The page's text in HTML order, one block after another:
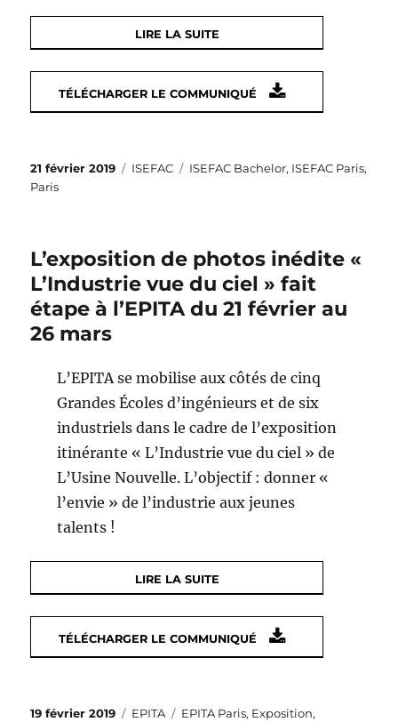
LIRE LA SUITE
TÉLÉCHARGER LE COMMUNIQUÉ
Publié
le
21 février 2019 Catégories
ISEFAC Étiquettes
ISEFAC Bachelor, ISEFAC Paris,
Paris
L’exposition de photos inédite «
L’Industrie vue du ciel » fait
étape à l’EPITA du 21 février au
26 mars
L’EPITA se mobilise aux côtés de cinq
Grandes Écoles d’ingénieurs et de six
industriels dans le cadre de l’exposition
itinérante « L’Industrie vue du ciel » de
L’Usine Nouvelle. L’objectif : donner «
l’envie » de l’industrie aux jeunes
talents !
LIRE LA SUITE
TÉLÉCHARGER LE COMMUNIQUÉ
Publié
19 février 2019 Catégories
EPITA Étiquettes
EPITA Paris, Exposition,